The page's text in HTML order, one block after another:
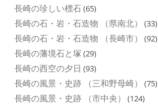
長崎の珍しい標石(65)
長崎の石・岩・石造物 （県南北） (33)
長崎の石・岩・石造物 （長崎市） (92)
長崎の藩境石と塚 (29)
長崎の西空の夕日 (93)
長崎の風景・史跡 （三和野母崎） (75)
長崎の風景・史跡 （市中央） (124)